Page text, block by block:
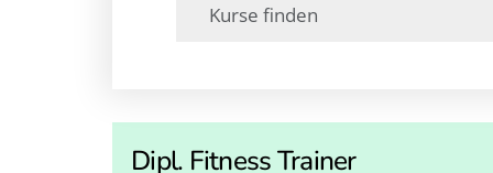
Dipl. Fitness Trainer